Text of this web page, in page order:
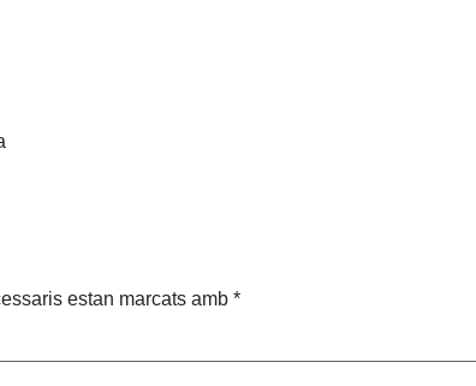
estan marcats amb *